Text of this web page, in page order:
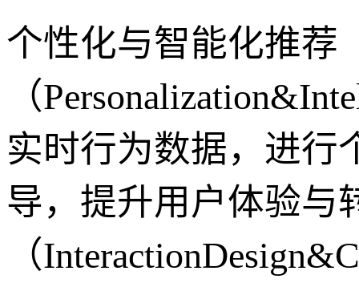
个性化与智能化推荐
（
实时行为数据，进行
导，提升用户体验与
（